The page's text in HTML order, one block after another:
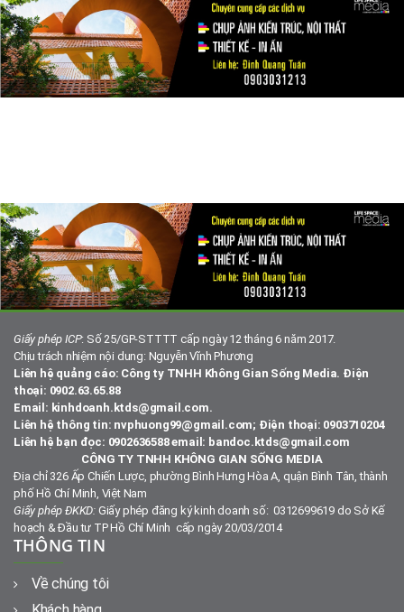
Giấy phép ICP: Số 25/GP-STTTT cấp ngày 12 tháng 6 năm 2017.
Chịu trách nhiệm nội dung: Nguyễn Vĩnh Phương
Liên hệ quảng cáo: Công ty TNHH Không Gian Sống Media. Điện
thoại: 0902.63.65.88
Email: kinhdoanh.ktds@gmail.com.
Liên hệ thông tin: nvphuong99@gmail.com; Điện thoại: 0903710204
Liên hệ bạn đọc: 0902636588 email: bandoc.ktds@gmail.com
CÔNG TY TNHH KHÔNG GIAN SỐNG MEDIA
Địa chỉ 326 Ấp Chiến Lược, phường Bình Hưng Hòa A, quận Bình Tân, thành
phố Hồ Chí Minh, Việt Nam
Giấy phép ĐKKD: Giấy phép đăng ký kinh doanh số: 0312699619 do Sở Kế
hoạch & Đầu tư TP Hồ Chí Minh cấp ngày 20/03/2014
THÔNG TIN
Về chúng tôi